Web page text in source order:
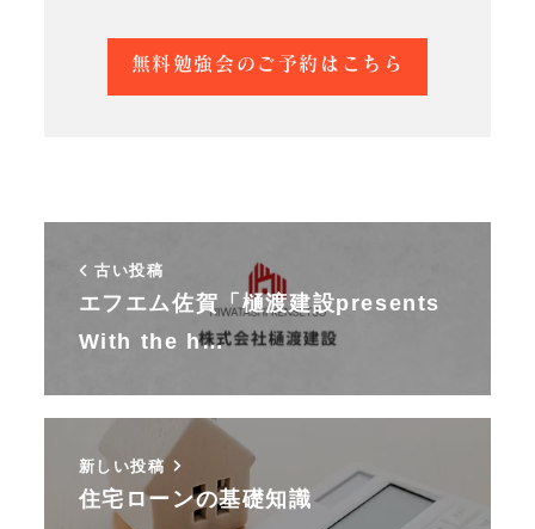
無料勉強会のご予約はこちら
古い投稿
エフエム佐賀「樋渡建設presents
With the h…
新しい投稿
住宅ローンの基礎知識